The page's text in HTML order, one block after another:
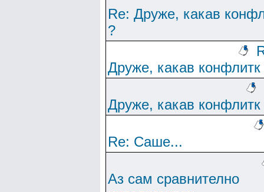
Re: Друже, какав
?
Друже, какав конфлитк
Друже, какав конфлитк
Re: Саше...
Аз сам сравнително